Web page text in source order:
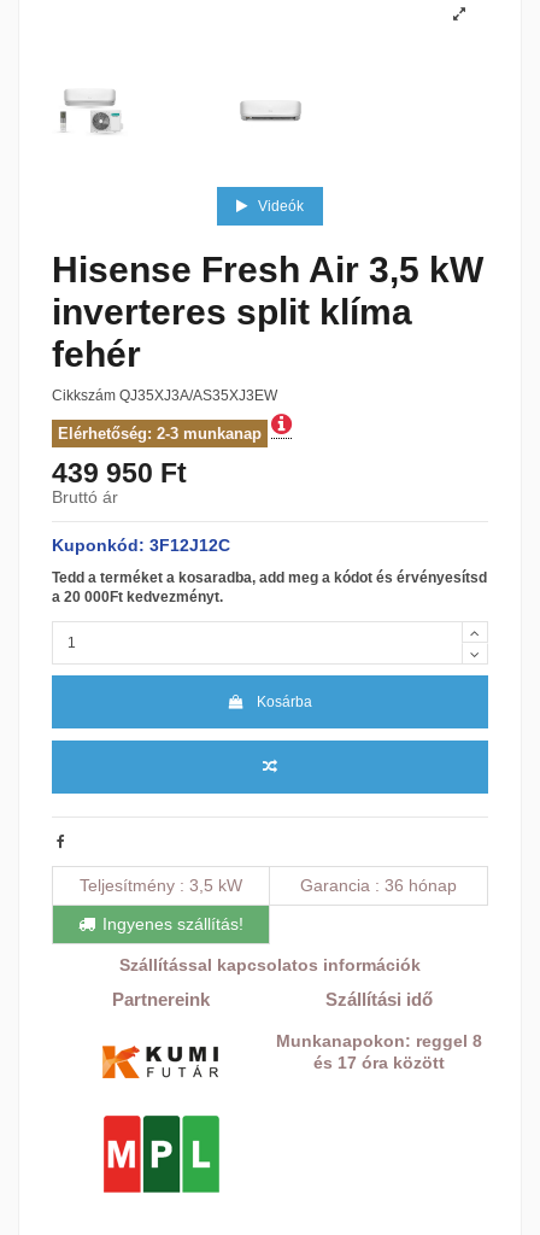
Videók
Hisense Fresh Air 3,5 kW
inverteres split klíma
fehér
Cikkszám QJ35XJ3A/AS35XJ3EW
Elérhetőség: 2-3 munkanap
439 950 Ft
Bruttó ár
Kuponkód: 3F12J12C
Tedd a terméket a kosaradba, add meg a kódot és érvényesítsd
a 20 000Ft kedvezményt.
Kosárba
Teljesítmény 3,5 kW Garancia
36 hónap
Ingyenes szállítás!
Szállítással kapcsolatos információk
Partnereink Szállítási idő
Munkanapokon: reggel 8
és 17 óra között